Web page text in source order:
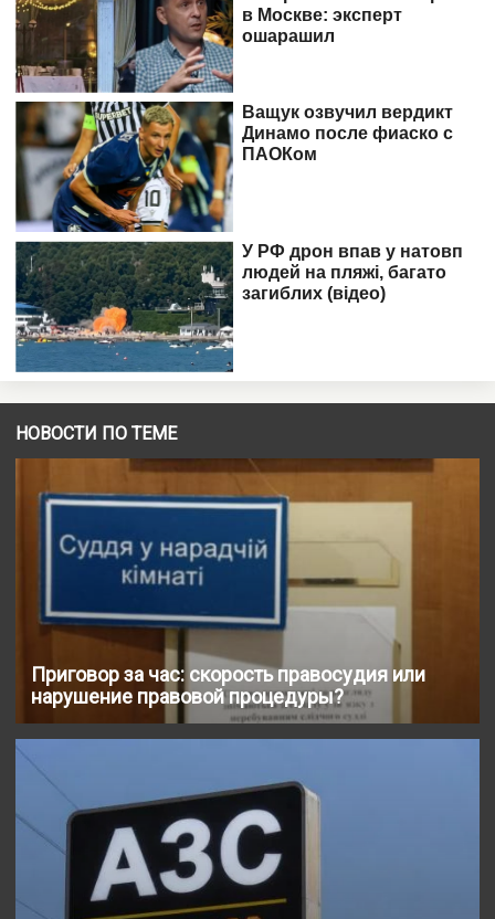
НОВОСТИ ПО ТЕМЕ
Приговор за час: скорость правосудия или
нарушение правовой процедуры?